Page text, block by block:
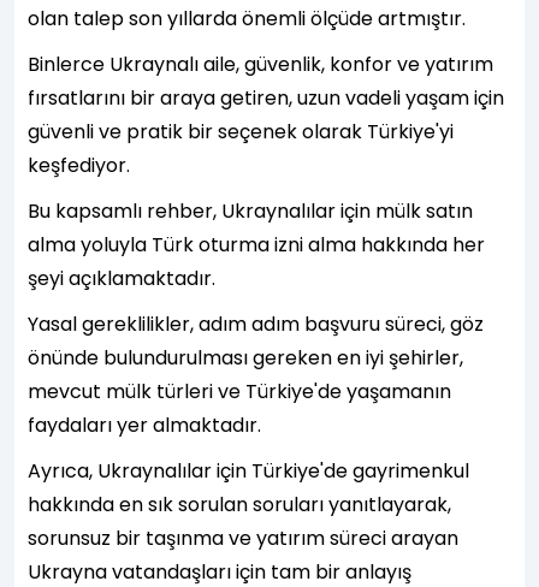
olan talep son yıllarda önemli ölçüde artmıştır.
Binlerce Ukraynalı aile, güvenlik, konfor ve yatırım
fırsatlarını bir araya getiren, uzun vadeli yaşam için
güvenli ve pratik bir seçenek olarak Türkiye'yi
keşfediyor.
Bu kapsamlı rehber, Ukraynalılar için mülk satın
alma yoluyla Türk oturma izni alma hakkında her
şeyi açıklamaktadır.
Yasal gereklilikler, adım adım başvuru süreci, göz
önünde bulundurulması gereken en iyi şehirler,
mevcut mülk türleri ve Türkiye'de yaşamanın
faydaları yer almaktadır.
Ayrıca, Ukraynalılar için Türkiye'de gayrimenkul
hakkında en sık sorulan soruları yanıtlayarak,
sorunsuz bir taşınma ve yatırım süreci arayan
Ukrayna vatandaşları için tam bir anlayış